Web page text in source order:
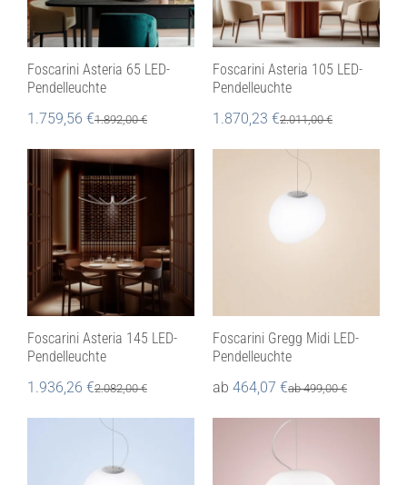
Foscarini Asteria 65 LED-
Pendelleuchte
1.759,56 €1.892,00€
Foscarini Asteria 105 LED-
Pendelleuchte
1.870,23 €2.011,00€
Foscarini Asteria 145 LED-
Pendelleuchte
1.936,26 €2.082,00€
Foscarini Gregg Midi LED-
Pendelleuchte
ab 464,07 €ab499,00€